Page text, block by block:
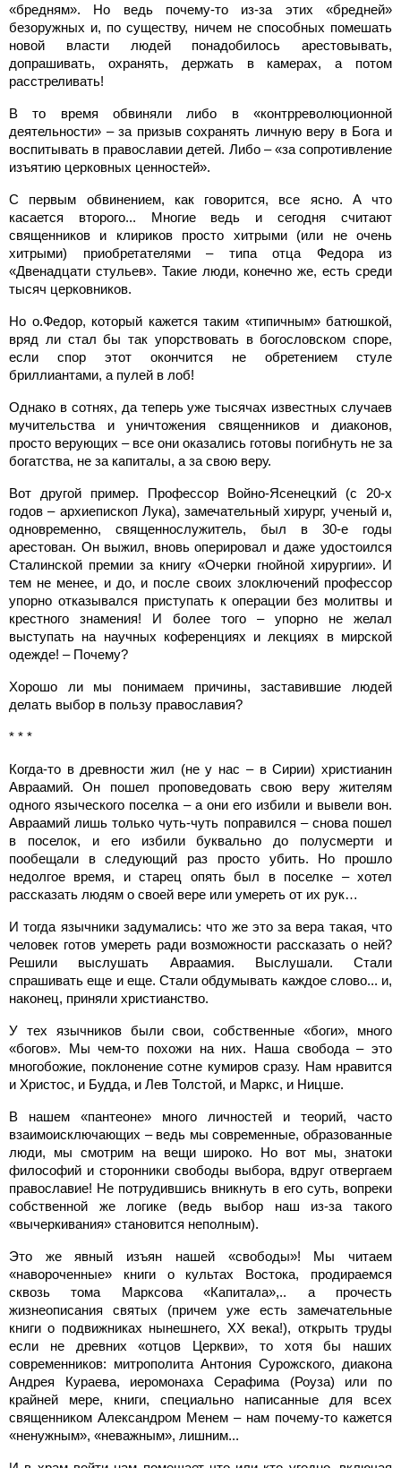
«бредням». Но ведь почему-то из-за этих «бредней»
безоружных и, по существу, ничем не способных помешать
новой власти людей понадобилось арестовывать,
допрашивать, охранять, держать в камерах, а потом
расстреливать!
В то время обвиняли либо в «контрреволюционной
деятельности» – за призыв сохранять личную веру в Бога и
воспитывать в православии детей. Либо – «за сопротивление
изъятию церковных ценностей».
С первым обвинением, как говорится, все ясно. А что
касается второго... Многие ведь и сегодня считают
священников и клириков просто хитрыми (или не очень
хитрыми) приобретателями – типа отца Федора из
«Двенадцати стульев». Такие люди, конечно же, есть среди
тысяч церковников.
Но о.Федор, который кажется таким «типичным» батюшкой,
вряд ли стал бы так упорствовать в богословском споре,
если спор этот окончится не обретением стуле
бриллиантами, а пулей в лоб!
Однако в сотнях, да теперь уже тысячах известных случаев
мучительства и уничтожения священников и диаконов,
просто верующих – все они оказались готовы погибнуть не за
богатства, не за капиталы, а за свою веру.
Вот другой пример. Профессор Войно-Ясенецкий (с 20-х
годов – архиепископ Лука), замечательный хирург, ученый и,
одновременно, священнослужитель, был в 30-е годы
арестован. Он выжил, вновь оперировал и даже удостоился
Сталинской премии за книгу «Очерки гнойной хирургии». И
тем не менее, и до, и после своих злоключений профессор
упорно отказывался приступать к операции без молитвы и
крестного знамения! И более того – упорно не желал
выступать на научных коференциях и лекциях в мирской
одежде! – Почему?
Хорошо ли мы понимаем причины, заставившие людей
делать выбор в пользу православия?
* * *
Когда-то в древности жил (не у нас – в Сирии) христианин
Авраамий. Он пошел проповедовать свою веру жителям
одного языческого поселка – а они его избили и вывели вон.
Авраамий лишь только чуть-чуть поправился – снова пошел
в поселок, и его избили буквально до полусмерти и
пообещали в следующий раз просто убить. Но прошло
недолгое время, и старец опять был в поселке – хотел
рассказать людям о своей вере или умереть от их рук…
И тогда язычники задумались: что же это за вера такая, что
человек готов умереть ради возможности рассказать о ней?
Решили выслушать Авраамия. Выслушали. Стали
спрашивать еще и еще. Стали обдумывать каждое слово... и,
наконец, приняли христианство.
У тех язычников были свои, собственные «боги», много
«богов». Мы чем-то похожи на них. Наша свобода – это
многобожие, поклонение сотне кумиров сразу. Нам нравится
и Христос, и Будда, и Лев Толстой, и Маркс, и Ницше.
В нашем «пантеоне» много личностей и теорий, часто
взаимоисключающих – ведь мы современные, образованные
люди, мы смотрим на вещи широко. Но вот мы, знатоки
философий и сторонники свободы выбора, вдруг отвергаем
православие! Не потрудившись вникнуть в его суть, вопреки
собственной же логике (ведь выбор наш из-за такого
«вычеркивания» становится неполным).
Это же явный изъян нашей «свободы»! Мы читаем
«навороченные» книги о культах Востока, продираемся
сквозь тома Марксова «Капитала»,.. а прочесть
жизнеописания святых (причем уже есть замечательные
книги о подвижниках нынешнего, XX века!), открыть труды
если не древних «отцов Церкви», то хотя бы наших
современников: митрополита Антония Сурожского, диакона
Андрея Кураева, иеромонаха Серафима (Роуза) или по
крайней мере, книги, специально написанные для всех
священником Александром Менем – нам почему-то кажется
«ненужным», «неважным», лишним...